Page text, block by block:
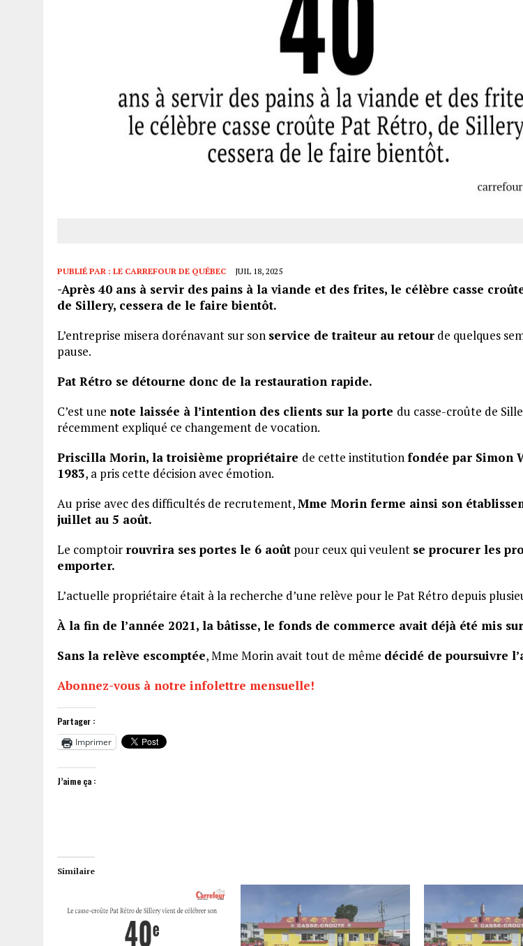
PUBLIÉ PAR : LE CARREFOUR DE QUÉBEC JUIL 18, 2025
-Après 40 ans à servir des pains à la viande et des frites, le célèbre casse
de Sillery, cessera de le faire bientôt.
L’entreprise misera dorénavant sur son service de traiteur au retour de quelques
pause.
Pat Rétro se détourne donc de la restauration rapide.
C’est une note laissée à l’intention des clients sur la porte du casse-croûte de
récemment expliqué ce changement de vocation.
Priscilla Morin, la troisième propriétaire de cette institutionfondée par Simon
1983, a pris cette décision avec émotion.
Au prise avec des difficultés de recrutement,Mme Morin ferme ainsi son
juillet au 5 août.
Le comptoir rouvrira ses portes le 6 août pour ceux qui veulent se procurer les
emporter.
L’actuelle propriétaire était à la recherche d’une relève pour le Pat Rétro depuis
À la fin de l’année 2021, la bâtisse, le fonds de commerce avait déjà été mis
Sans la relève escomptée, Mme Morin avait tout de même décidé de poursuivre
Abonnez-vous à notre infolettre mensuelle!
Partager :
Imprimer
J’aime ça :
Similaire